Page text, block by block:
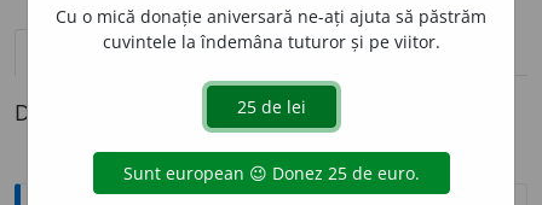
definiții (1)
Definiția cu ID-ul 822541:
Cu o mică donație aniversară ne-ați ajuta să păstrăm
cuvintele la îndemâna tuturor și pe viitor.